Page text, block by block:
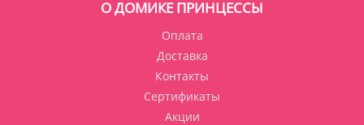
О ДОМИКЕ ПРИНЦЕССЫ
Оплата
Доставка
Контакты
Сертификаты
Акции